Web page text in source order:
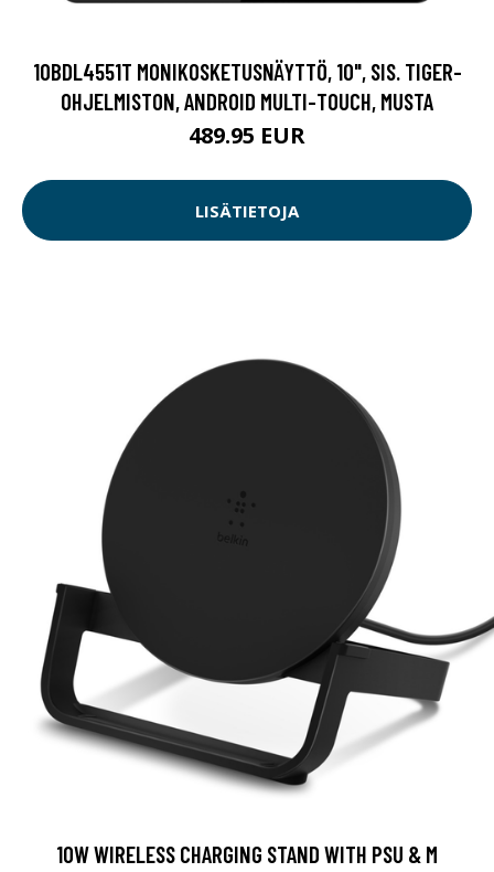
10BDL4551T MONIKOSKETUSNÄYTTÖ, 10", SIS. TIGER-
OHJELMISTON, ANDROID MULTI-TOUCH, MUSTA
489.95 EUR
LISÄTIETOJA
10W WIRELESS CHARGING STAND WITH PSU & M